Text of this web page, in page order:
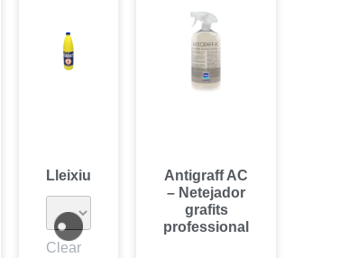
Lleixiu
Clear
Antigraff AC
– Netejador
grafits
professional